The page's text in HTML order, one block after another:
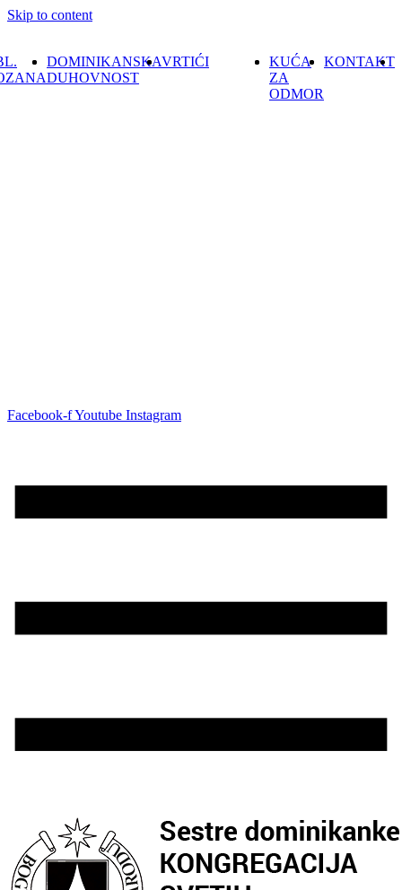
Skip to content
DOMINIKANSKA
DUHOVNOST
VRTIĆI
KUĆA
ZA
ODMOR
KONTAKT
Facebook-fYoutube Instagram